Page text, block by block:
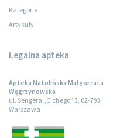
Kategorie
Artykuły
Legalna apteka
Apteka Natolińska Małgorzata
Węgrzynowska
ul. Sengera „Cichego” 3, 02-793
Warszawa